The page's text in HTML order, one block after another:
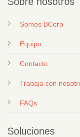
Somos BCorp
Equipo
Contacto
Trabaja con
FAQs
Soluciones